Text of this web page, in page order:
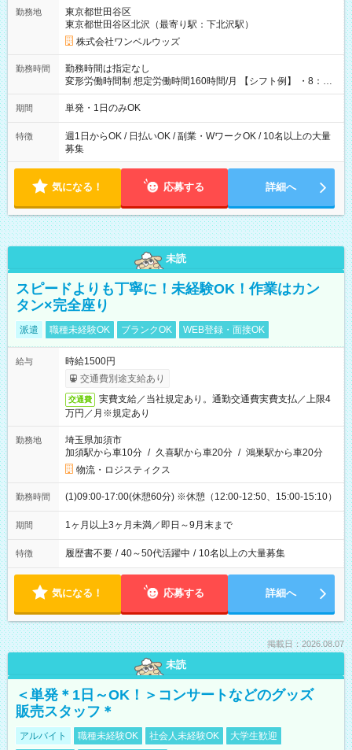
勤務地
東京都世田谷区
東京都世田谷区北沢（最寄り駅：下北沢駅）
株式会社ワンベルウッズ
勤務時間
勤務時間は指定なし
変形労働時間制 想定労働時間160時間/月 【シフト例】 ・8：00
～21：00
期間 単発・1日のみOK
特徴
週1日からOK / 日払いOK / 副業・WワークOK / 10名以上の大量
募集
気になる！ 応募する 詳細へ
未読
スピードよりも丁寧に！未経験OK！作業はカン
タン×完全座り
派遣 職種未経験OK ブランクOK WEB登録・面接OK
給与
時給1500円
交通費別途支給あり
交通費
実費支給／当社規定あり。通勤交通費実費支払／上限4
万円／月※規定あり
勤務地
埼玉県加須市
加須駅から車10分 / 久喜駅から車20分 / 鴻巣駅から車20分
物流・ロジスティクス
勤務時間 (1)09:00-17:00(休憩60分) ※休憩（12:00-12:50、15:00-15:10）
期間 1ヶ月以上3ヶ月未満／即日～9月末まで
特徴 履歴書不要 / 40～50代活躍中 / 10名以上の大量募集
気になる！ 応募する 詳細へ
掲載日：2026.08.07
未読
＜単発＊1日～OK！＞コンサートなどのグッズ
販売スタッフ＊
アルバイト 職種未経験OK 社会人未経験OK
大学生歓迎